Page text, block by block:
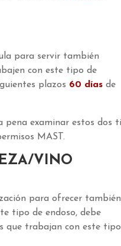
para servir también
con este tipo de
plazos 60 días de
pena examinar estos dos
MAST.
VINO
para ofrecer también
tipo de endoso, debe
que trabajan con este tipo